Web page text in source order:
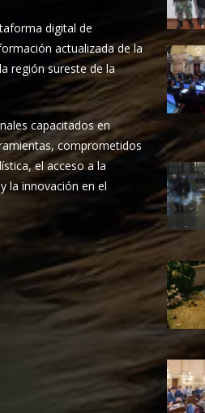
digital de
actualizada de la
región sureste de la
capacitados en
comprometidos
el acceso a la
la innovación en el